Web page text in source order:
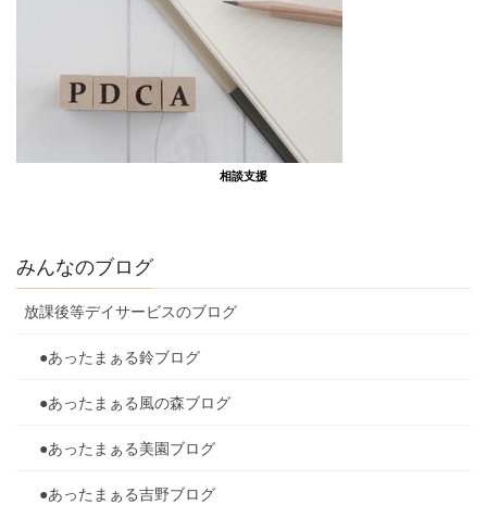
相談支援
みんなのブログ
放課後等デイサービスのブログ
●あったまぁる鈴ブログ
●あったまぁる風の森ブログ
●あったまぁる美園ブログ
●あったまぁる吉野ブログ